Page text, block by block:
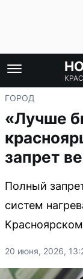
ГОРОД
«Лучше
запрет
Полный
систем
20 июня, 2026,